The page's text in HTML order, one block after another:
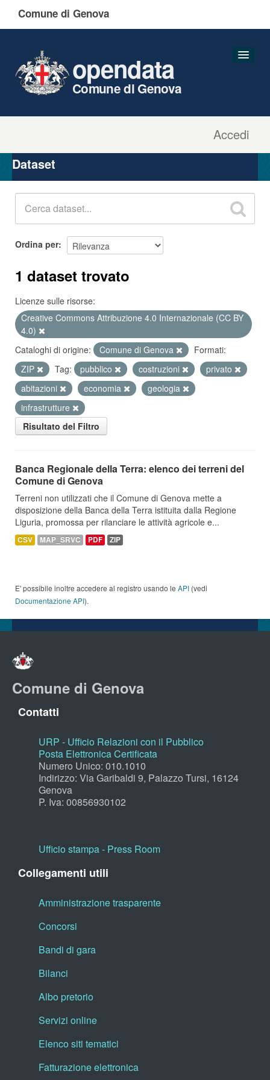
Comune di Genova
Accedi
opendata
Comune di Genova
Organizzazioni
Gruppi
Dataset
Ordina per
1 dataset trovato
Licenze sulle risorse:
Creative Commons Attribuzione 4.0 Internazionale (CC BY
4.0)
Cataloghi di origine:
Comune di Genova
Formati:
ZIP
Tag: pubblico costruzioni
privato
abitazioni
economia
geologia
infrastrutture
Risultato del Filtro
Banca Regionale della Terra: elenco dei terreni del
Comune di Genova
Terreni non utilizzati che il Comune di Genova mette a
disposizione della Banca della Terra istituita dalla Regione
Liguria, promossa per rilanciare le attività agricole e...
CSV MAP_SRVC PDF ZIP
E' possibile inoltre accedere al registro usando le API (vedi
Documentazione API).
Comune di Genova
Contatti
URP - Ufficio Relazioni con il Pubblico
Posta Elettronica Certificata
Numero Unico: 010.1010
Indirizzo: Via Garibaldi 9, Palazzo Tursi, 16124
Genova
P. Iva: 00856930102
Ufficio stampa - Press Room
Collegamenti utili
Amministrazione trasparente
Concorsi
Bandi di gara
Bilanci
Albo pretorio
Servizi online
Elenco siti tematici
Fatturazione elettronica